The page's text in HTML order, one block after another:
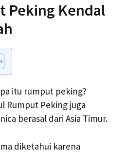
Peking Kendal
itu rumput peking?
Rumput Peking juga
berasal dari Asia Timur.
diketahui karena